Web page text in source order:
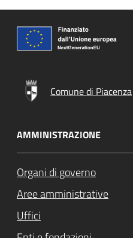
Comune di Piacenza
AMMINISTRAZIONE
Organi di governo
Aree amministrative
Uffici